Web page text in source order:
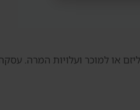
או למוכר ועלויות המרה.